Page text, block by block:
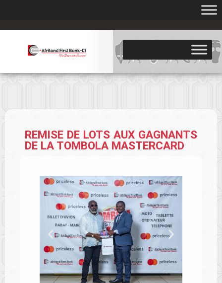
REMISE DE LOTS AUX GAGNANTS
DE LA TOMBOLA MASTERCARD